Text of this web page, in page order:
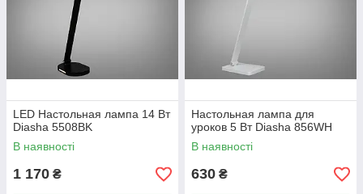
LED Настольная лампа 14 Вт
Diasha 5508BK
В наявності
1 170 ₴
Настольная лампа для
уроков 5 Вт Diasha 856WH
В наявності
630 ₴